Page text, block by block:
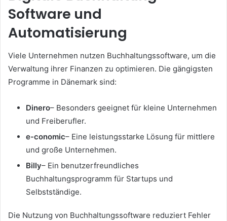
Software und
Automatisierung
Viele Unternehmen nutzen Buchhaltungssoftware, um die
Verwaltung ihrer Finanzen zu optimieren. Die gängigsten
Programme in Dänemark sind:
Dinero– Besonders geeignet für kleine Unternehmen
und Freiberufler.
e-conomic– Eine leistungsstarke Lösung für mittlere
und große Unternehmen.
Billy– Ein benutzerfreundliches
Buchhaltungsprogramm für Startups und
Selbstständige.
Die Nutzung von Buchhaltungssoftware reduziert Fehler